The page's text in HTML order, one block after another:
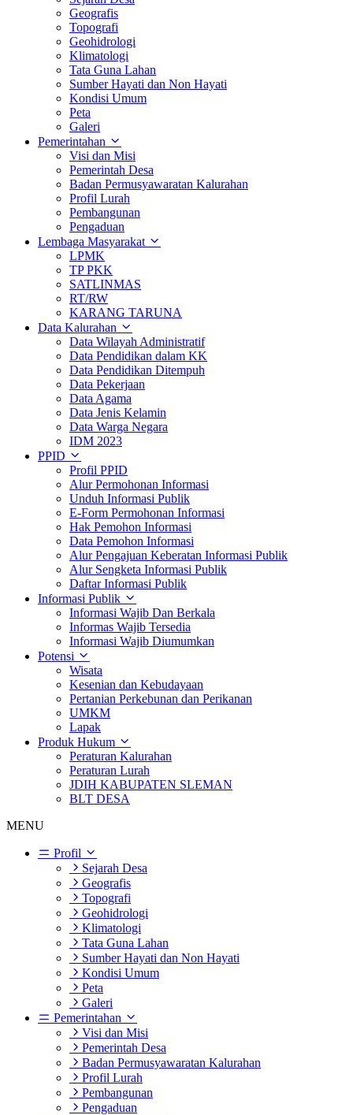
Geografis
Topografi
Geohidrologi
Klimatologi
Tata Guna Lahan
Sumber Hayati dan Non Hayati
Kondisi Umum
Peta
Galeri
Pemerintahan
Visi dan Misi
Pemerintah Desa
Badan Permusyawaratan Kalurahan
Profil Lurah
Pembangunan
Pengaduan
Lembaga Masyarakat
LPMK
TP PKK
SATLINMAS
RT/RW
KARANG TARUNA
Data Kalurahan
Data Wilayah Administratif
Data Pendidikan dalam KK
Data Pendidikan Ditempuh
Data Pekerjaan
Data Agama
Data Jenis Kelamin
Data Warga Negara
IDM 2023
PPID
Profil PPID
Alur Permohonan Informasi
Unduh Informasi Publik
E-Form Permohonan Informasi
Hak Pemohon Informasi
Data Pemohon Informasi
Alur Pengajuan Keberatan Informasi Publik
Alur Sengketa Informasi Publik
Daftar Informasi Publik
Informasi Publik
Informasi Wajib Dan Berkala
Informas Wajib Tersedia
Informasi Wajib Diumumkan
Potensi
Wisata
Kesenian dan Kebudayaan
Pertanian Perkebunan dan Perikanan
UMKM
Lapak
Produk Hukum
Peraturan Kalurahan
Peraturan Lurah
JDIH KABUPATEN SLEMAN
BLT DESA
MENU
Profil
Sejarah Desa
Geografis
Topografi
Geohidrologi
Klimatologi
Tata Guna Lahan
Sumber Hayati dan Non Hayati
Kondisi Umum
Peta
Galeri
Pemerintahan
Visi dan Misi
Pemerintah Desa
Badan Permusyawaratan Kalurahan
Profil Lurah
Pembangunan
Pengaduan